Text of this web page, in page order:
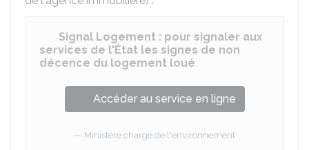
Signal Logement : pour signaler aux
services de l'État les signes de non
décence du logement loué
Accéder au service en ligne
Ministère chargé de l'environnement